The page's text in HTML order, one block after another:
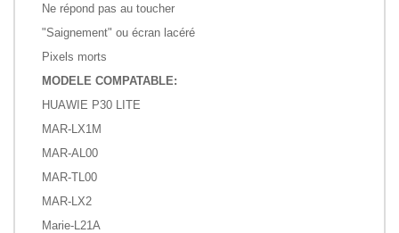
Ne répond pas au toucher
"Saignement" ou écran lacéré
Pixels morts
MODELE COMPATABLE:
HUAWIE P30 LITE
MAR-LX1M
MAR-AL00
MAR-TL00
MAR-LX2
Marie-L21A